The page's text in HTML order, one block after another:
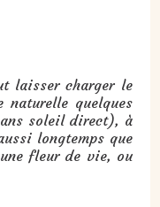
laisser charger le
quelques
soleil direct), à
longtemps que
fleur de vie, ou